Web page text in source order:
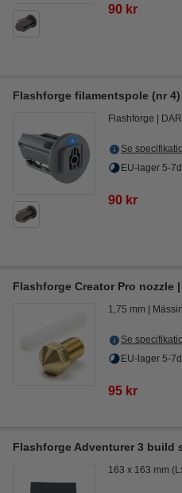
90 kr
Flashforge filamentspole (nr 4)
Flashforge
Se
EU-lager 5-
90 kr
Flashforge Creator Pro nozzle |
1,75 mm
Se
EU-lager 5-
95 kr
Flashforge Adventurer 3 build
163 x 163 mm